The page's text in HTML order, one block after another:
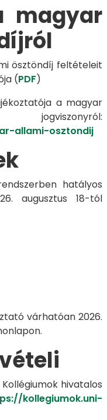
magyar
ösztöndíj feltételeit
(PDF)
a magyar
allami-osztondij
hatályos
augusztus 18-tól
várhatóan 2026.
hivatalos
kollegiumok.uni-